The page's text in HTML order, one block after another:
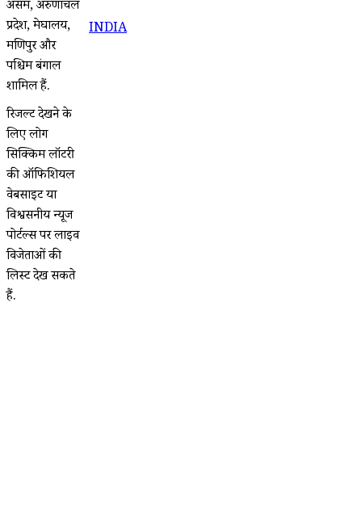
असम, अरुणाचल
प्रदेश, मेघालय,
मणिपुर और
पश्चिम बंगाल
शामिल हैं.
रिजल्ट देखने के
लिए लोग
सिक्किम लॉटरी
की ऑफिशियल
वेबसाइट या
विश्वसनीय न्यूज
पोर्टल्स पर लाइव
विजेताओं की
लिस्ट देख सकते
हैं.
INDIA